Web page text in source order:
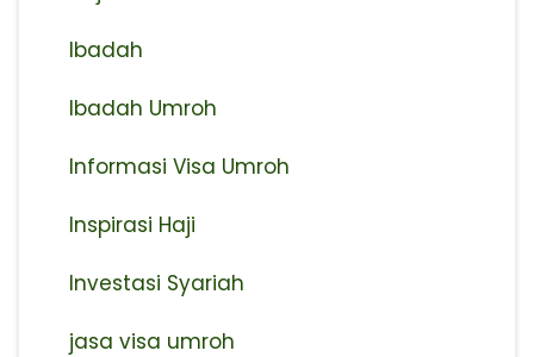
Ibadah
Ibadah Umroh
Informasi Visa Umroh
Inspirasi Haji
Investasi Syariah
jasa visa umroh